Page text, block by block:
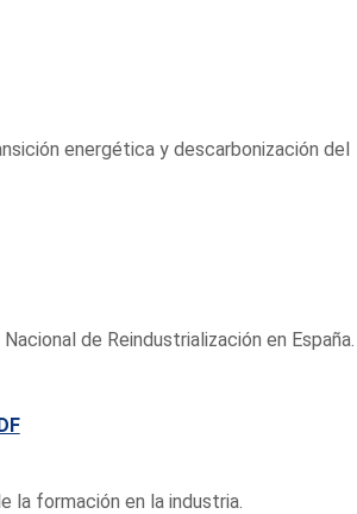
energética y descarbonización del
de Reindustrialización en España.
la formación en la industria.